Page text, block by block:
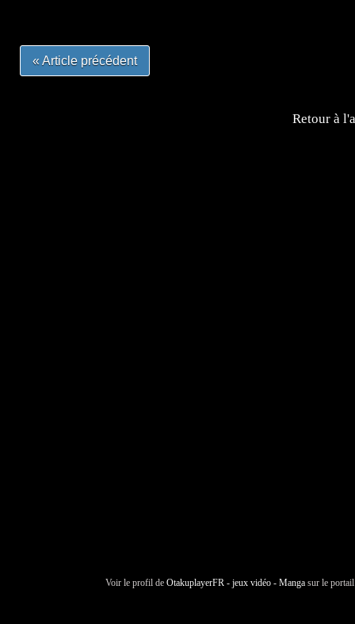
« Article précédent
Retour à
Voir le profil de OtakuplayerFR - jeux vidéo - Manga sur le